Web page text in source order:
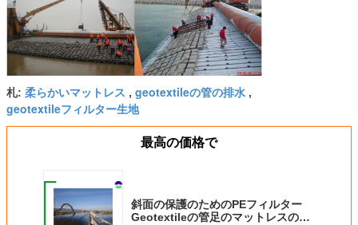
札: 柔らかいマットレス , geotextileの管の排水 ,
geotextileフィルター生地
最高の価格で
斜面の保護のためのPEフィルター
Geotextileの管足のマットレスの耐